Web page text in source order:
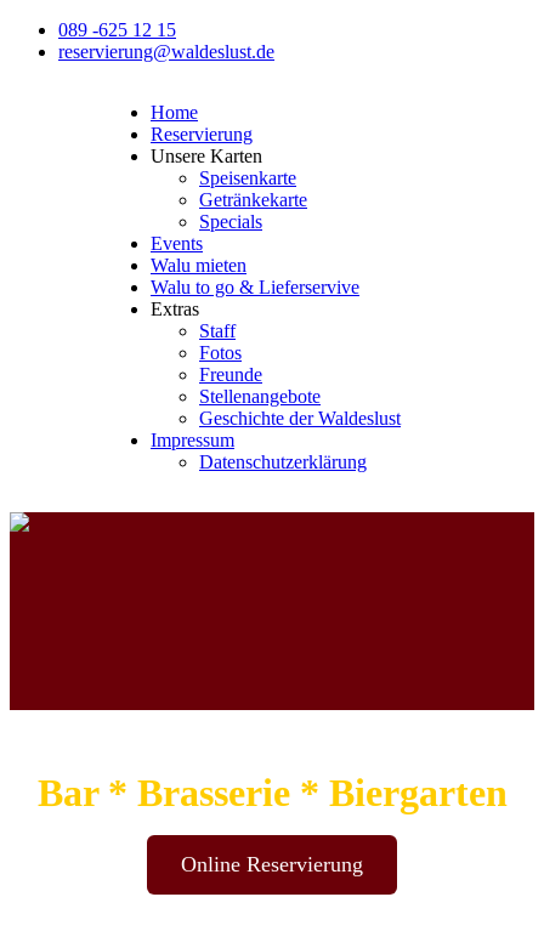
089 -625 12 15
reservierung@waldeslust.de
Home
Reservierung
Unsere Karten
Speisenkarte
Getränkekarte
Specials
Events
Walu mieten
Walu to go & Lieferservive
Extras
Staff
Fotos
Freunde
Stellenangebote
Geschichte der Waldeslust
Impressum
Datenschutzerklärung
Bar * Brasserie * Biergarten
Online Reservierung